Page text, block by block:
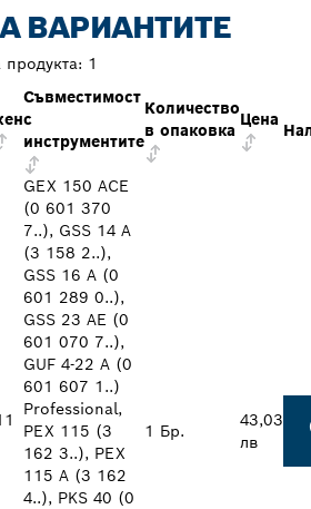
ВАРИАНТИТЕ
1
Съвместимост
с
инструментите
Количество
в опаковка
Цена
GEX 150 ACE
(0 601 370
7..), GSS 14 A
(3 158 2..),
GSS 16 A (0
601 289 0..),
GSS 23 AE (0
601 070 7..),
GUF 4-22 A (0
601 607 1..)
Professional,
PEX 115 (3
162 3..), PEX
115 A (3 162
4..), PKS 40 (0
1 Бр.
43,03
лв